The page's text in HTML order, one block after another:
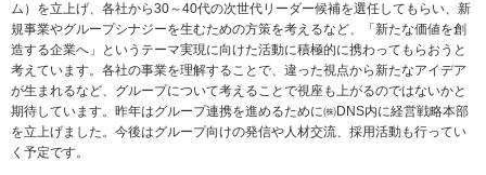
ム）を立上げ、各社から30～40代の次世代リーダー候補を選任してもらい、新
規事業やグループシナジーを生むための方策を考えるなど、「新たな価値を創
造する企業へ」というテーマ実現に向けた活動に積極的に携わってもらおうと
考えています。各社の事業を理解することで、違った視点から新たなアイデア
が生まれるなど、グループについて考えることで視座も上がるのではないかと
期待しています。昨年はグループ連携を進めるために㈱DNS内に経営戦略本部
を立上げました。今後はグループ向けの発信や人材交流、採用活動も行ってい
く予定です。